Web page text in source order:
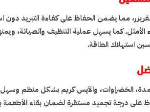
مما يضمن الحفاظ على كفاءة التبريد
الأمثل. كما يسهل عملية التنظيف
استهلاك الطاقة.
الخضراوات، والآيس كريم بشكل منظم
درجة تجميد مستقرة لضمان بقاء الأطعمة